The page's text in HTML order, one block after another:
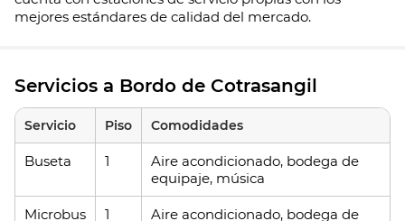
mejores estándares de calidad del mercado.
Servicios a Bordo de Cotrasangil
Servicio Piso Comodidades
Buseta 1
Aire acondicionado, bodega de
equipaje, música
Microbus 1
Aire acondicionado, bodega de